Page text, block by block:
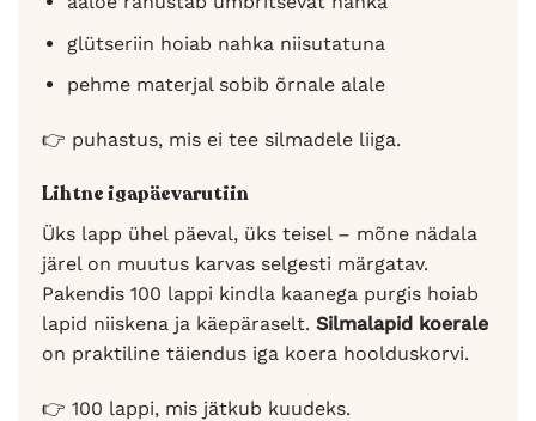
glütseriin hoiab nahka niisutatuna
pehme materjal sobib õrnale alale
👉 puhastus, mis ei tee silmadele liiga.
Lihtne igapäevarutiin
Üks lapp ühel päeval, üks teisel – mõne nädala
järel on muutus karvas selgesti märgatav.
Pakendis 100 lappi kindla kaanega purgis hoiab
lapid niiskena ja käepäraselt. Silmalapid koerale
on praktiline täiendus iga koera hoolduskorvi.
👉 100 lappi, mis jätkub kuudeks.